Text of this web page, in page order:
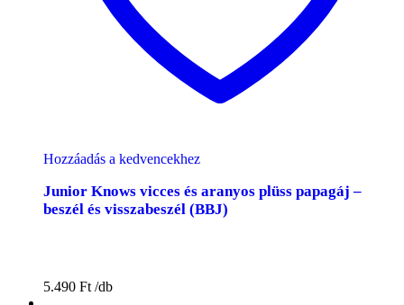
Hozzáadás a kedvencekhez
Junior Knows vicces és aranyos plüss papagáj –
beszél és visszabeszél (BBJ)
5.490 Ft